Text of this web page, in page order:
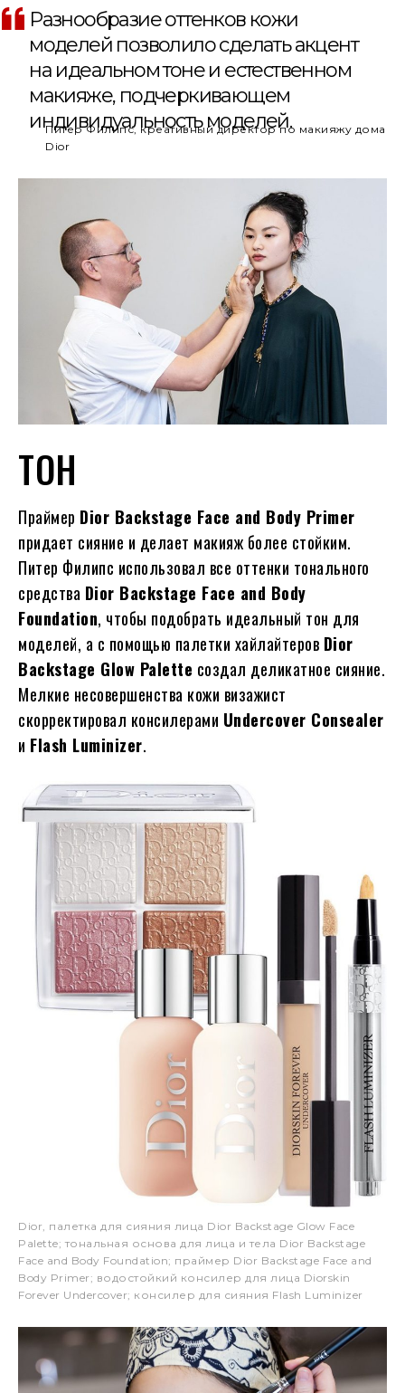
Разнообразие оттенков кожи
моделей позволило сделать акцент
на идеальном тоне и естественном
макияже, подчеркивающем
индивидуальность моделей.
Питер Филипс, креативный директор по макияжу дома
Dior
ТОН
Праймер Dior Backstage Face and Body Primer
придает сияние и делает макияж более стойким.
Питер Филипс использовал все оттенки тонального
средства Dior Backstage Face and Body
Foundation, чтобы подобрать идеальный тон для
моделей, а с помощью палетки хайлайтеров Dior
Backstage Glow Palette создал деликатное сияние.
Мелкие несовершенства кожи визажист
скорректировал консилерами Undercover Consealer
и Flash Luminizer.
Dior, палетка для сияния лица Dior Backstage Glow Face
Palette; тональная основа для лица и тела Dior Backstage
Face and Body Foundation; праймер Dior Backstage Face and
Body Primer; водостойкий консилер для лица Diorskin
Forever Undercover; консилер для сияния Flash Luminizer